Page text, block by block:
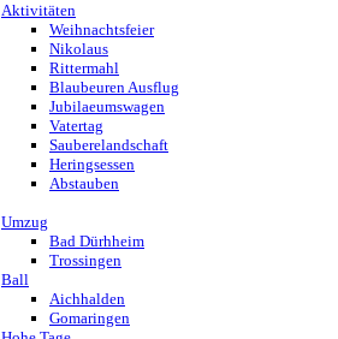
Aktivitäten
Weihnachtsfeier
Nikolaus
Rittermahl
Blaubeuren Ausflug
Jubilaeumswagen
Vatertag
Sauberelandschaft
Heringsessen
Abstauben
Umzug
Bad Dürhheim
Trossingen
Ball
Aichhalden
Gomaringen